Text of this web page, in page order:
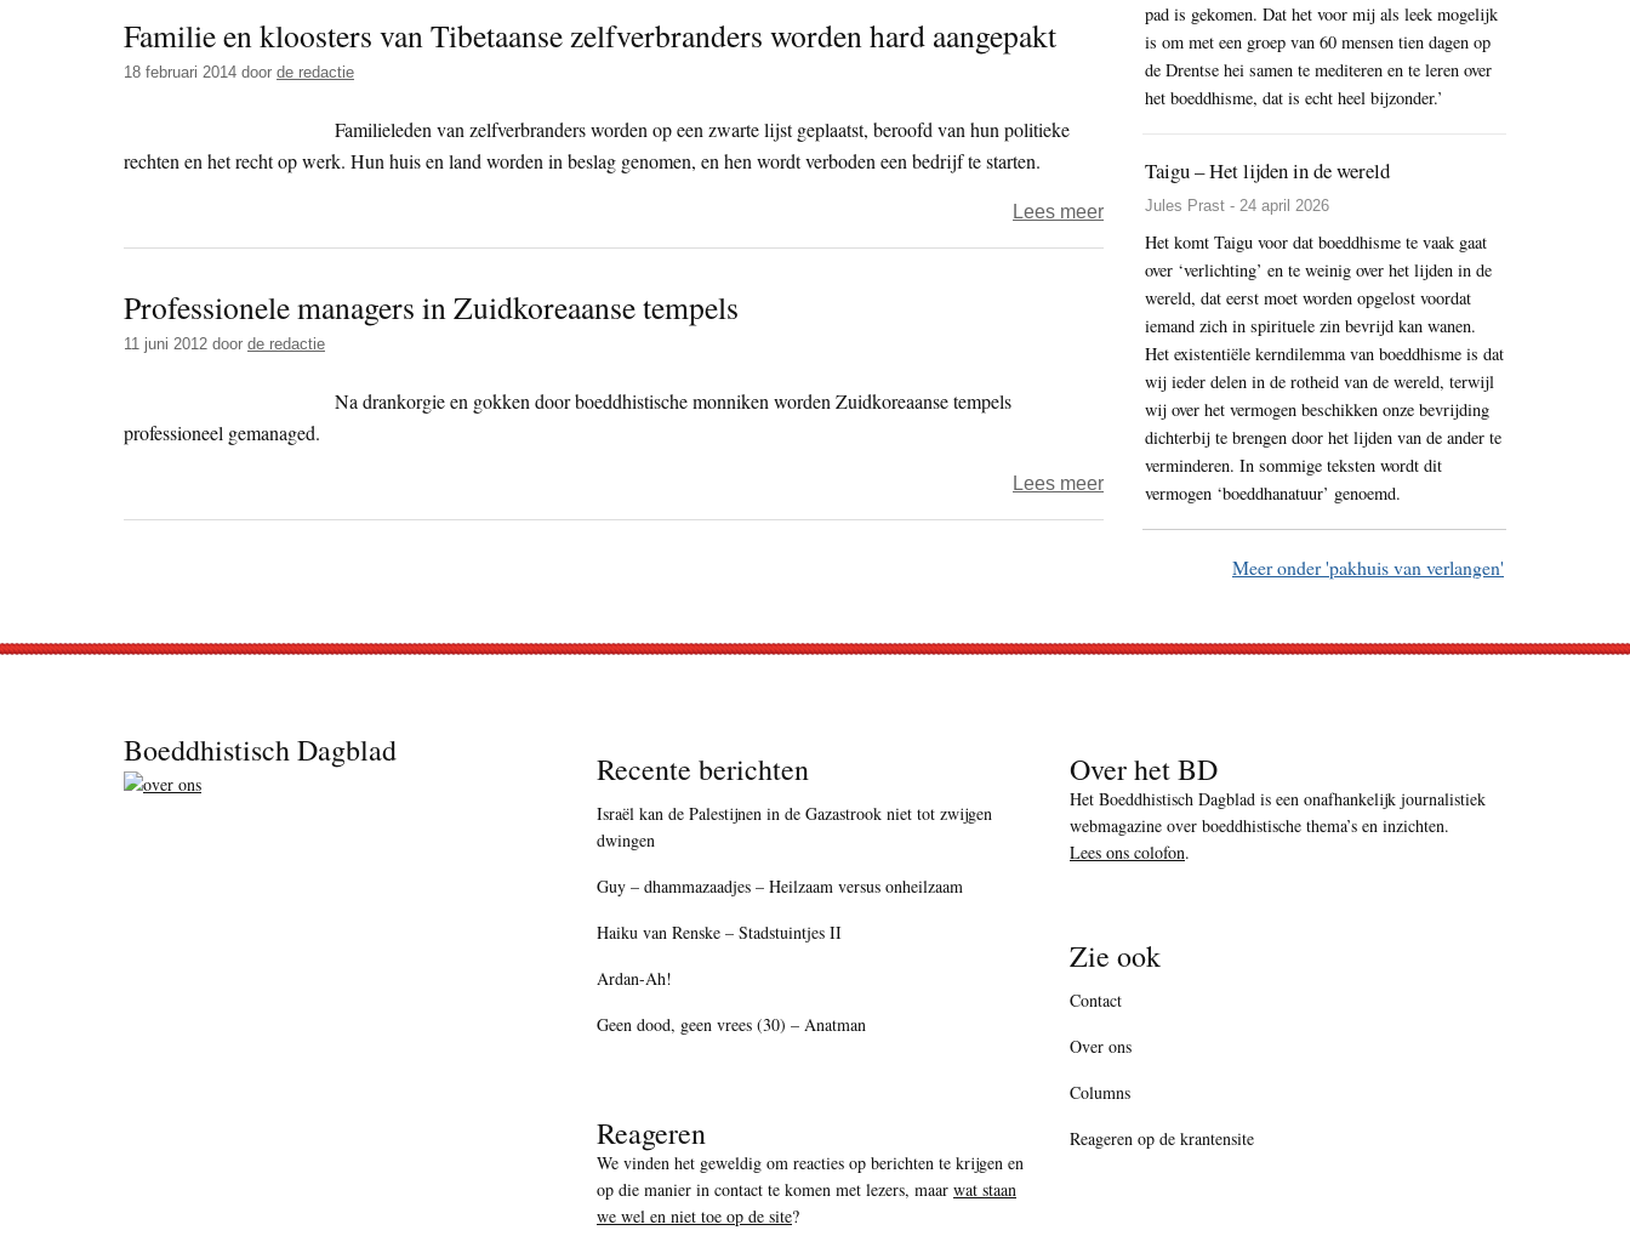
nodig
‘Dalai
Lama
huis’
Familie en kloosters van Tibetaanse zelfverbranders worden hard aangepakt
18 februari 2014 door de redactie
Familieleden van zelfverbranders worden op een zwarte lijst geplaatst, beroofd van hun politieke
rechten en het recht op werk. Hun huis en land worden in beslag genomen, en hen wordt verboden een bedrijf te starten.
Lees meerover
Familie
kloosters
zelfverbranders
worden
aangepakt
Professionele managers in Zuidkoreaanse tempels
11 juni 2012 door de redactie
Na drankorgie en gokken door boeddhistische monniken worden Zuidkoreaanse tempels
professioneel gemanaged.
Lees meerover
tempels
pad is gekomen. Dat het voor mij als leek mogelijk
is om met een groep van 60 mensen tien dagen op
de Drentse hei samen te mediteren en te leren over
het boeddhisme, dat is echt heel bijzonder.’
Taigu – Het lijden in de wereld
Jules Prast - 24 april 2026
Het komt Taigu voor dat boeddhisme te vaak gaat
over ‘verlichting’ en te weinig over het lijden in de
wereld, dat eerst moet worden opgelost voordat
iemand zich in spirituele zin bevrijd kan wanen.
Het existentiële kerndilemma van boeddhisme is dat
wij ieder delen in de rotheid van de wereld, terwijl
wij over het vermogen beschikken onze bevrijding
dichterbij te brengen door het lijden van de ander te
verminderen. In sommige teksten wordt dit
vermogen ‘boeddhanatuur’ genoemd.
Meer onder 'pakhuis van verlangen'
Boeddhistisch Dagblad Recente berichten
Israël kan de Palestijnen in de Gazastrook niet tot zwijgen
dwingen
Guy – dhammazaadjes – Heilzaam versus onheilzaam
Haiku van Renske – Stadstuintjes II
Ardan-Ah!
Geen dood, geen vrees (30) – Anatman
Reageren
We vinden het geweldig om reacties op berichten te krijgen en
op die manier in contact te komen met lezers, maar wat staan
we wel en niet toe op de site?
Over het BD
Het Boeddhistisch Dagblad is een onafhankelijk journalistiek
webmagazine over boeddhistische thema’s en inzichten.
Lees ons colofon.
Zie ook
Contact
Over ons
Columns
Reageren op de krantensite